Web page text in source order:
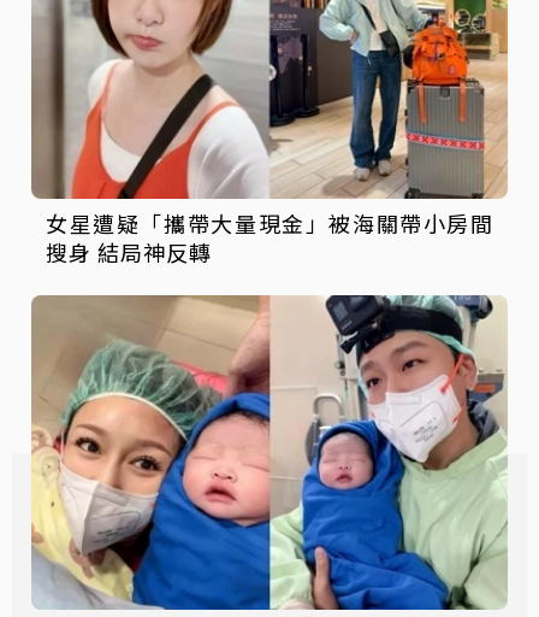
女星遭疑「攜帶大量現金」被海關帶小房間
搜身 結局神反轉